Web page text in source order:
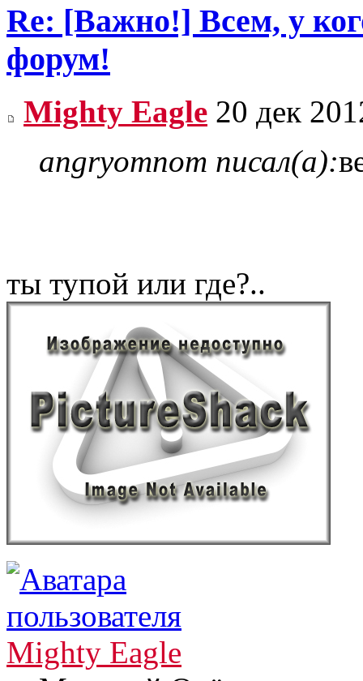
Re: [Важно!] Всем, у
форум!
Mighty Eagle 20 дек
angryomnom писал(а):
ты тупой или где?..
Mighty Eagle